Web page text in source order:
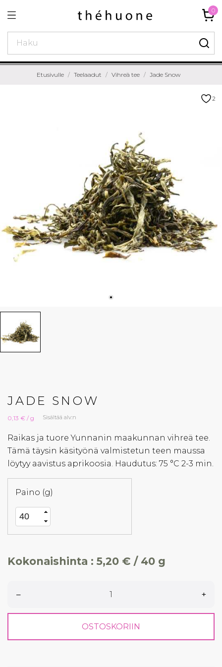
0
Etusivulle Teelaadut Vihreä tee Jade Snow
2
JADE SNOW
0,13 € / g Sisältää alv:n
Raikas ja tuore Yunnanin maakunnan vihreä tee.
Tämä täysin käsityönä valmistetun teen maussa
löytyy aavistus aprikoosia. Haudutus: 75 °C 2-3 min.
Paino (g)
Kokonaishinta : 5,20 € / 40 g
– +
OSTOSKORIIN